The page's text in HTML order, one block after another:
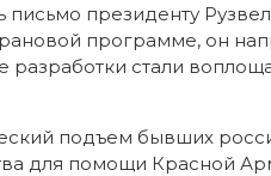
президенту
программе, он
стали
подъем бывших
для помощи Красной